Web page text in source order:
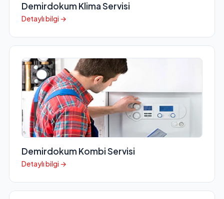
Demirdokum Klima Servisi
Detaylı bilgi →
Demirdokum Kombi Servisi
Detaylı bilgi →